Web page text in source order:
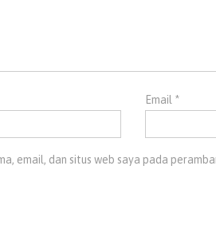
Email *
email, dan situs web saya pada